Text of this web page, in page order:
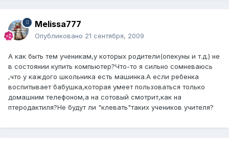
Melissa777
Опубликовано 21 сентября, 2009
А как быть тем ученикам,у которых родители(опекуны и т.д.) не
в состоянии купить компьютер?Что-то я сильно сомневаюсь
,что у каждого школьника есть машинка.А если ребенка
воспитывает бабушка,которая умеет пользоваться только
домашним телефоном,а на сотовый смотрит,как на
птеродактиля?Не будут ли "клевать"таких учеников учителя?